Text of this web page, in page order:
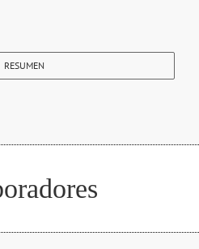
RESUMEN